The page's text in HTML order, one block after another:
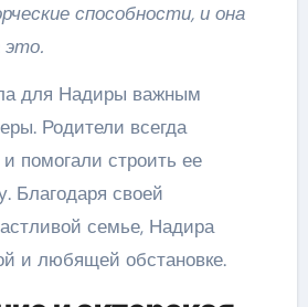
способности, и она
это.
для Надиры важным
Родители всегда
помогали строить ее
Благодаря своей
семье, Надира
и любящей обстановке.